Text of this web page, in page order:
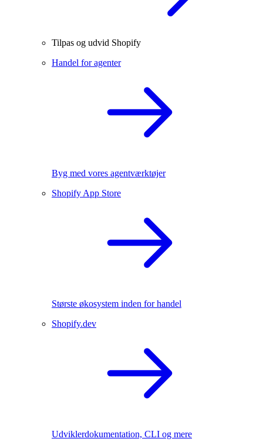
Tilpas og udvid Shopify
Handel for agenter
Byg med vores agentværktøjer
Shopify App Store
Største økosystem inden for handel
Shopify.dev
Udviklerdokumentation, CLI og mere